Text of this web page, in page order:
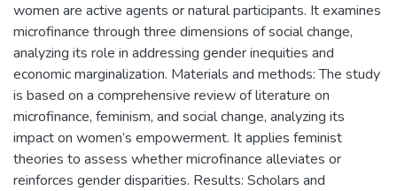
women are active agents or natural participants. It examines
microfinance through three dimensions of social change,
analyzing its role in addressing gender inequities and
economic marginalization. Materials and methods: The study
is based on a comprehensive review of literature on
microfinance, feminism, and social change, analyzing its
impact on women’s empowerment. It applies feminist
theories to assess whether microfinance alleviates or
reinforces gender disparities. Results: Scholars and